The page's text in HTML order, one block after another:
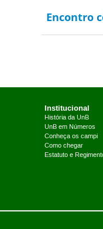
Encontro
Institucional
História da UnB
UnB em Números
Conheça os campi
Como chegar
Estatuto e